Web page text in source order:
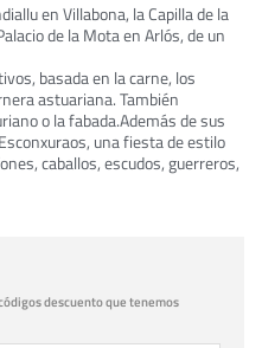
en Villabona, la Capilla de la
de la Mota en Arlós, de un
basada en la carne, los
astuariana. También
o la fabada.Además de sus
una fiesta de estilo
caballos, escudos, guerreros,
descuento que tenemos